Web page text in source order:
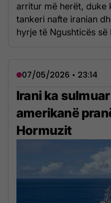
arritur më herët, duke
tankeri nafte iranian
hyrje të Ngushticës së
07/05/2026 • 23:14
Irani ka
amerikanë
Hormuzit